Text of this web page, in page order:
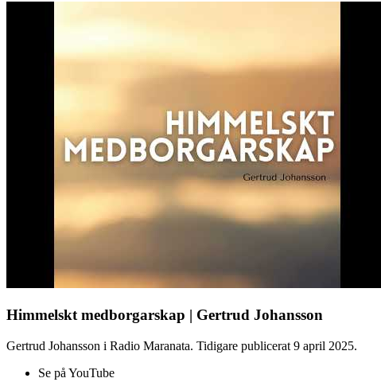
Himmelskt medborgarskap | Gertrud Johansson
Gertrud Johansson i Radio Maranata. Tidigare publicerat 9 april 2025.
Se på YouTube